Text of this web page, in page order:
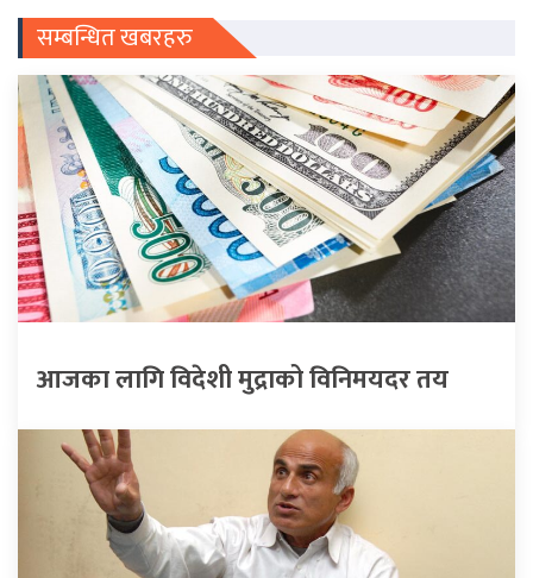
सम्बन्धित खबरहरु
आजका लागि विदेशी मुद्राको विनिमयदर तय